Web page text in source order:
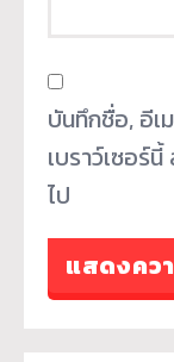
บันทึกชื่อ, อีเ
เบราว์เซอร์
ไป